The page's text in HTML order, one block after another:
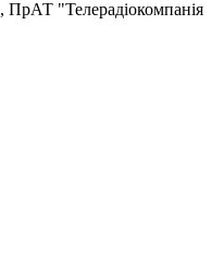
, ПрАТ "Телерадіокомпанія